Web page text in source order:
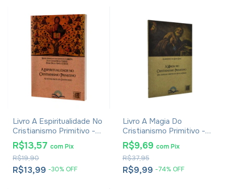
Livro A Espiritualidade No
Cristianismo Primitivo -
Maria Aparecida De
Andrade Almeida
R$13,99 -30% OFF
R$19,90
R$13,57 comPix
Livro A Magia Do
Cristianismo Primitivo -
Albertino Da Silva Lima
R$9,99 -74% OFF
R$37,95
R$9,69 com Pix